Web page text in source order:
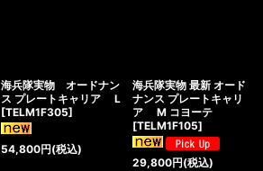
海兵隊実物 オードナン
ス プレートキャリア L
[TELM1F305]
54,800円(税込)
海兵隊実物 最新 オード
ナンス プレートキャリ
ア M コヨーテ
[TELM1F105]
29,800円(税込)